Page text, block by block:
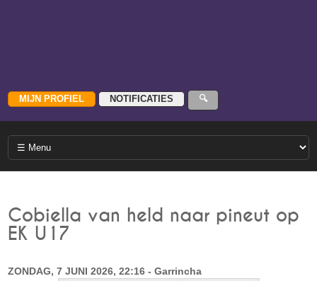
Cobiella van held naar pineut op
EK U17
ZONDAG, 7 JUNI 2026, 22:16 - Garrincha